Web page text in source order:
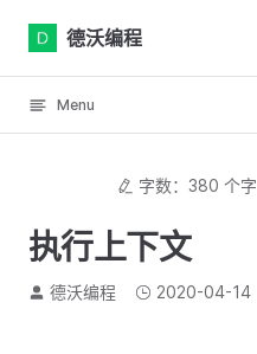
Skip to content
德沃编程
Menu
字数：380 个字
执行上下文
德沃编程 2020-04-14